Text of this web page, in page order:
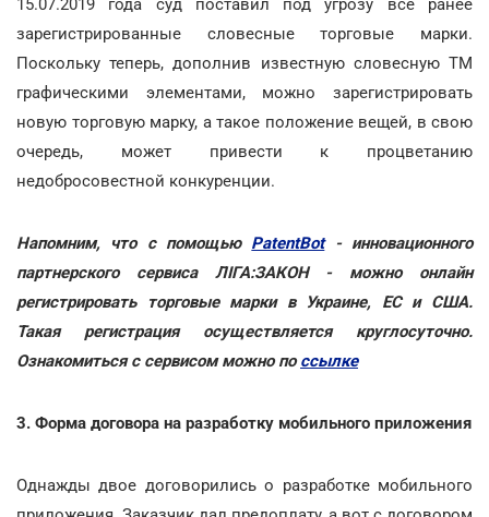
15.07.2019 года суд поставил под угрозу все ранее
зарегистрированные словесные торговые марки.
Поскольку теперь, дополнив известную словесную ТМ
графическими элементами, можно зарегистрировать
новую торговую марку, а такое положение вещей, в свою
очередь, может привести к процветанию
недобросовестной конкуренции.
Напомним, что с помощью PatentBot- инновационного
партнерского сервиса ЛІГА:ЗАКОН - можно онлайн
регистрировать торговые марки в Украине, ЕС и США.
Такая регистрация осуществляется круглосуточно.
Ознакомиться с сервисом можно поссылке
3. Форма договора на разработку мобильного приложения
Однажды двое договорились о разработке мобильного